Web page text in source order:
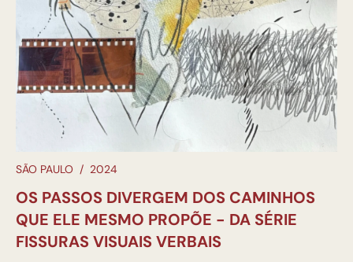
SÃO PAULO / 2024
OS PASSOS DIVERGEM DOS CAMINHOS
QUE ELE MESMO PROPÕE - DA SÉRIE
FISSURAS VISUAIS VERBAIS